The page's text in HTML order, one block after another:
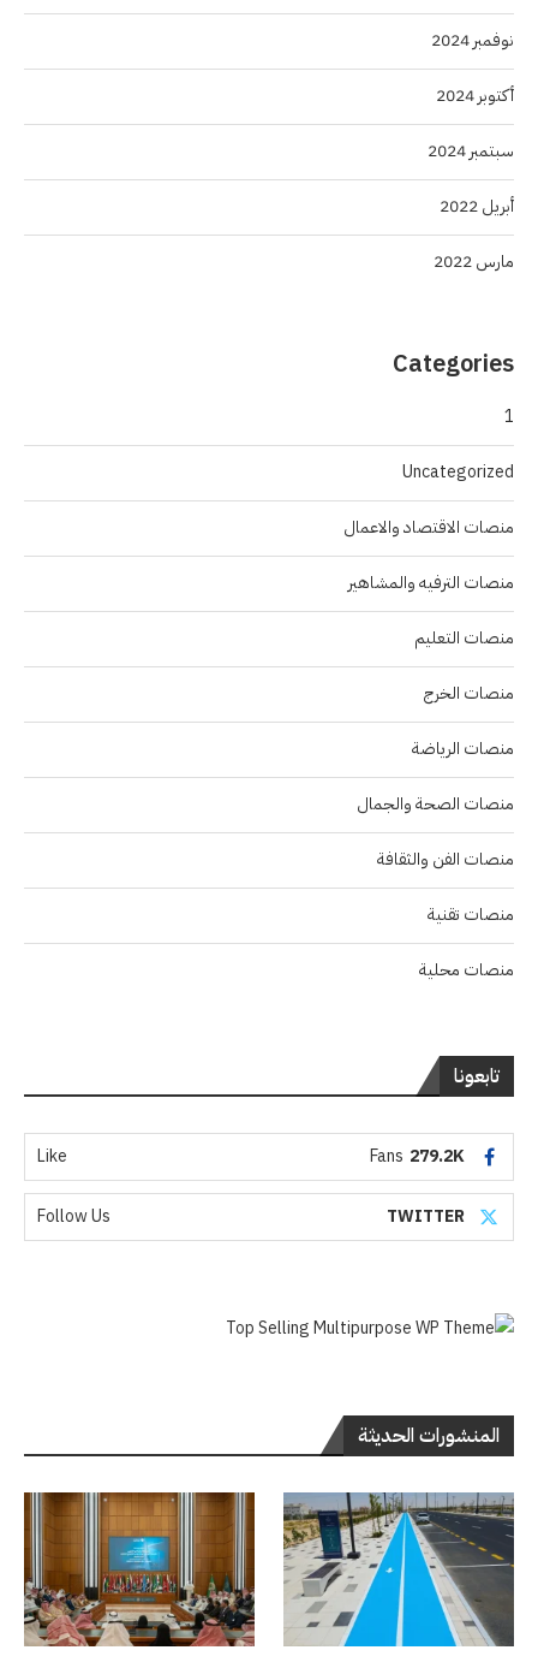
نوفمبر 2024
أكتوبر 2024
سبتمبر 2024
أبريل 2022
مارس 2022
Categories
1
Uncategorized
منصات الاقتصاد والاعمال
منصات الترفيه والمشاهير
منصات التعليم
منصات الخرج
منصات الرياضة
منصات الصحة والجمال
منصات الفن والثقافة
منصات تقنية
منصات محلية
تابعونا
279.2K
Fans
Like
TWITTER
Follow Us
المنشورات الحديثة